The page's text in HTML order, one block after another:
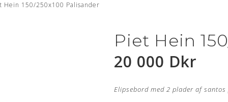
Hein 150/250x100 Palisander
Piet Hein
20 000 Dkr
Elipsebord med 2 plader af